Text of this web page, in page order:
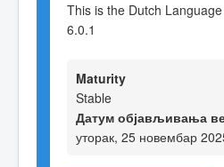
This is the Dutch
6.0.1
Maturity
Stable
Датум објављивања
уторак, 25 новембар